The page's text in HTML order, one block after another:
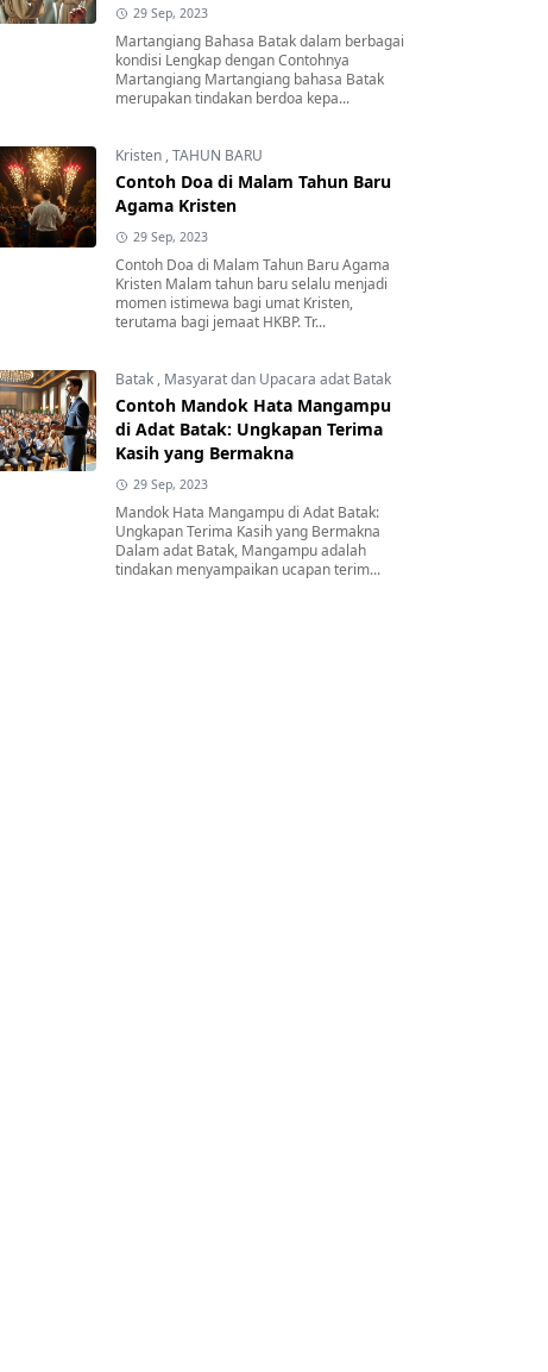
29 Sep, 2023
Martangiang Bahasa Batak dalam berbagai
kondisi Lengkap dengan Contohnya
Martangiang Martangiang bahasa Batak
merupakan tindakan berdoa kepa...
Kristen ,TAHUN BARU
Contoh Doa di Malam Tahun Baru
Agama Kristen
29 Sep, 2023
Contoh Doa di Malam Tahun Baru Agama
Kristen Malam tahun baru selalu menjadi
momen istimewa bagi umat Kristen,
terutama bagi jemaat HKBP. Tr...
Batak , Masyarat dan Upacara adat Batak
Contoh Mandok Hata Mangampu
di Adat Batak: Ungkapan Terima
Kasih yang Bermakna
29 Sep, 2023
Mandok Hata Mangampu di Adat Batak:
Ungkapan Terima Kasih yang Bermakna
Dalam adat Batak, Mangampu adalah
tindakan menyampaikan ucapan terim...